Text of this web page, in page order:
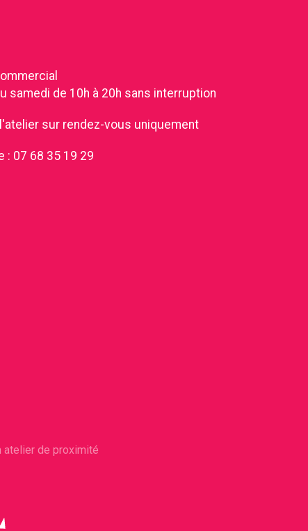
samedi de 10h à 20h sans interruption
sur rendez-vous uniquement
: 07 68 35 19 29
atelier de proximité